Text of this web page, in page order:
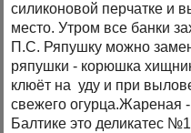
силиконовой перчатке и
место. Утром все банки
П.С. Ряпушку можно
ряпушки - корюшка
клюёт на уду и при
свежего огурца.Жареная
Балтике это деликатес